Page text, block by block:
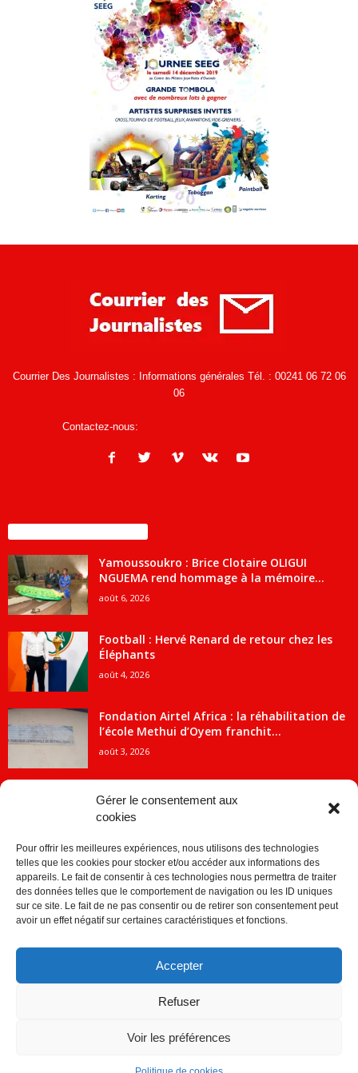
Gérer le consentement aux
cookies
Pour offrir les meilleures expériences, nous utilisons des technologies
telles que les cookies pour stocker et/ou accéder aux informations des
appareils. Le fait de consentir à ces technologies nous permettra de traiter
des données telles que le comportement de navigation ou les ID uniques
sur ce site. Le fait de ne pas consentir ou de retirer son consentement peut
avoir un effet négatif sur certaines caractéristiques et fonctions.
Accepter
Refuser
Voir les préférences
Courrier Des Journalistes : Informations générales Tél. : 00241 06 72 06
06
Contactez-nous:
Yamoussoukro : Brice Clotaire OLIGUI
NGUEMA rend hommage à la mémoire...
août 6, 2026
Football : Hervé Renard de retour chez les
Éléphants
août 4, 2026
Fondation Airtel Africa : la réhabilitation de
l’école Methui d’Oyem franchit...
août 3, 2026
ACTUALITES
Economie 2091
1840
Société
Sport 859